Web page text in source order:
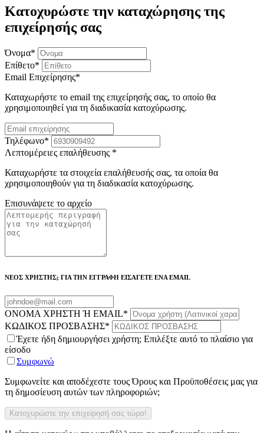
Κατοχυρώστε την καταχώρησης της
επιχείρησής σας
Όνομα*
Επίθετο*
Email Επιχείρησης*
Καταχωρήστε το email της επιχείρησής σας, το οποίο θα
χρησιμοποιηθεί για τη διαδικασία κατοχύρωσης.
Τηλέφωνο*
Λεπτομέρειες επαλήθευσης *
Καταχωρήστε τα στοιχεία επαλήθευσής σας, τα οποία θα
χρησιμοποιηθούν για τη διαδικασία κατοχύρωσης.
Επισυνάψετε το αρχείο
ΝΕΟΣ ΧΡΗΣΤΗΣ; ΓΙΑ ΤΗΝ ΕΓΓΡΑΦΗ ΕΙΣΑΓΕΤΕ ΕΝΑ EMAIL
ΟΝΟΜΑ ΧΡΗΣΤΗ Ή EMAIL*
ΚΩΔΙΚΟΣ ΠΡΟΣΒΑΣΗΣ*
Έχετε ήδη δημιουργήσει χρήστη; Επιλέξτε αυτό το πλαίσιο για
είσοδο
Συμφωνώ
Συμφωνείτε και αποδέχεστε τους Όρους και Προϋποθέσεις μας για
τη δημοσίευση αυτών των πληροφοριών;